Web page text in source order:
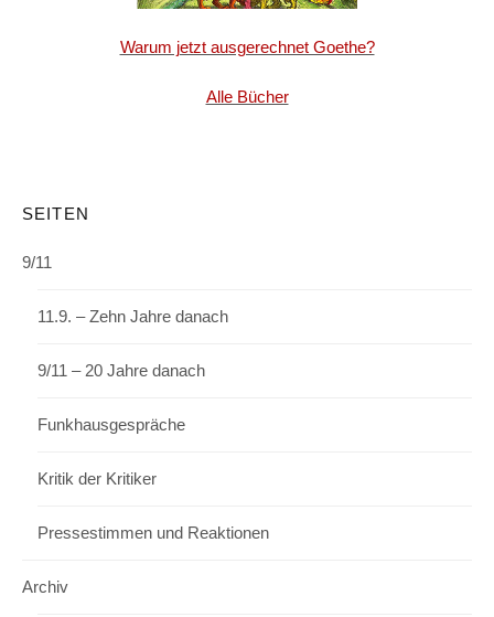
Warum jetzt ausgerechnet Goethe?
Alle Bücher
SEITEN
9/11
11.9. – Zehn Jahre danach
9/11 – 20 Jahre danach
Funkhausgespräche
Kritik der Kritiker
Pressestimmen und Reaktionen
Archiv